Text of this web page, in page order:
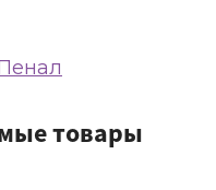
товары